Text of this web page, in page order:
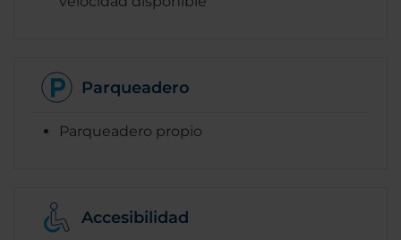
Parqueadero
Parqueadero propio
Accesibilidad